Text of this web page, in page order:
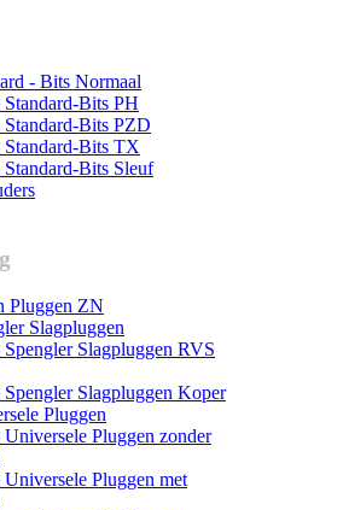
- Bits Normaal
Standard-Bits PH
Standard-Bits PZD
Standard-Bits TX
Standard-Bits Sleuf
Pluggen ZN
Slagpluggen
Spengler Slagpluggen RVS
Spengler Slagpluggen Koper
Pluggen
Universele Pluggen zonder
Universele Pluggen met